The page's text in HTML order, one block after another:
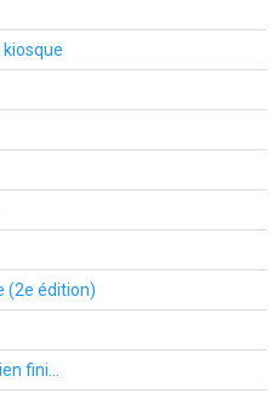
kiosque
(2e édition)
fini...